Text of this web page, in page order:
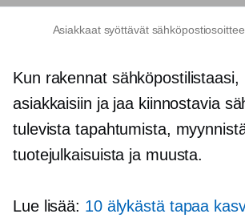
Asiakkaat syöttävät
Kun rakennat
asiakkaisiin ja jaa kiinnostavia
tulevista tapahtumista,
tuotejulkaisuista ja muusta.
Lue lisää: 10 älykästä tapaa